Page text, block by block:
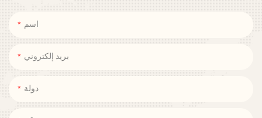
اسم
بريد إلكتروني
دولة